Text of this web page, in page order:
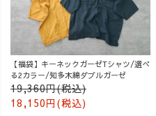
【福袋】キーネックガーゼTシャツ/選べ
る2カラー/知多木綿ダブルガーゼ
19,360円(税込)
18,150円(税込)